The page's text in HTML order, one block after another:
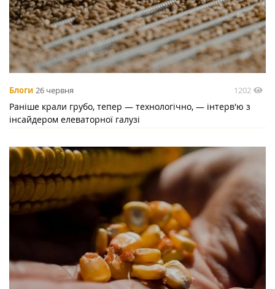
Блоги 26 червня 1202
Раніше крали грубо, тепер — технологічно, — інтерв'ю з
інсайдером елеваторної галузі